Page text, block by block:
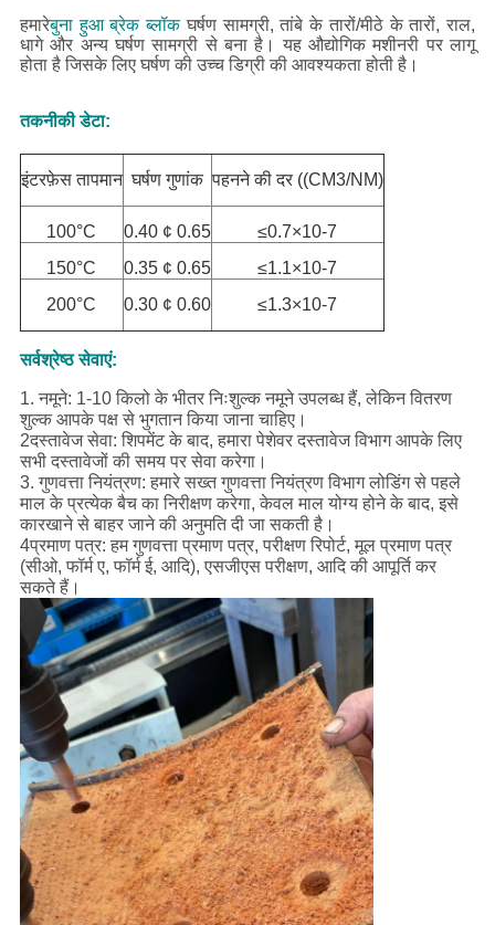
हमारेबुना हुआ ब्रेक ब्लॉक घर्षण सामग्री, तांबे के तारों/मीठे के तारों, राल,
धागे और अन्य घर्षण सामग्री से बना है। यह औद्योगिक मशीनरी पर लागू
होता है जिसके लिए घर्षण की उच्च डिग्री की आवश्यकता होती है।
तकनीकी डेटा:
इंटरफ़ेस तापमान घर्षण गुणांक पहनने की दर ((CM3/NM)
100°C 0.40 ¢ 0.65
≤0.7×10-7
150°C
0.35 ¢ 0.65
≤1.1×10-7
200°C
0.30 ¢ 0.60 ≤1.3×10-7
सर्वश्रेष्ठ सेवाएं:
1. नमूने: 1-10 किलो के भीतर निःशुल्क नमूने उपलब्ध हैं, लेकिन वितरण
शुल्क आपके पक्ष से भुगतान किया जाना चाहिए।
2दस्तावेज सेवा: शिपमेंट के बाद, हमारा पेशेवर दस्तावेज विभाग आपके लिए
सभी दस्तावेजों की समय पर सेवा करेगा।
3. गुणवत्ता नियंत्रण: हमारे सख्त गुणवत्ता नियंत्रण विभाग लोडिंग से पहले
माल के प्रत्येक बैच का निरीक्षण करेगा, केवल माल योग्य होने के बाद, इसे
कारखाने से बाहर जाने की अनुमति दी जा सकती है।
4प्रमाण पत्र: हम गुणवत्ता प्रमाण पत्र, परीक्षण रिपोर्ट, मूल प्रमाण पत्र
(सीओ, फॉर्म ए, फॉर्म ई, आदि), एसजीएस परीक्षण, आदि की आपूर्ति कर
सकते हैं।